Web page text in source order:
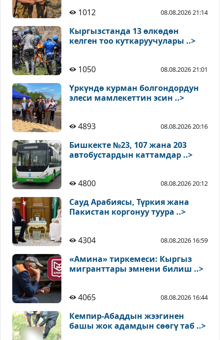
1012
08.08.2026 21:14
Кыргызстанда 13 өлкөдөн
келген тоо куткаруучулары ..>
1050 08.08.2026 21:01
Үркүндө курман болгондордун
элеси мамлекеттин эсин ..>
4893 08.08.2026 20:16
Бишкекте №23, 107 жана 203
автобустардын каттамдар ..>
4800 08.08.2026 20:12
Сауд Арабиясы, Түркия жана
Пакистан коргонуу туура ..>
4304 08.08.2026 16:59
«Амина» тиркемеси: Кыргыз
мигранттары эмнени билиш ..>
4065 08.08.2026 16:44
Кемпир-Абаддын жээгинен
башы жок адамдын сөөгү таб ..>